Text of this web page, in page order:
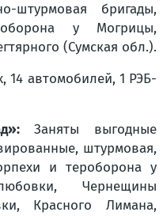
штурмовая бригады,
у Могрицы,
(Сумская обл.).
14 автомобилей, 1 РЭБ-
Заняты выгодные
штурмовая,
и тероборона у
Чернещины
Красного Лимана,